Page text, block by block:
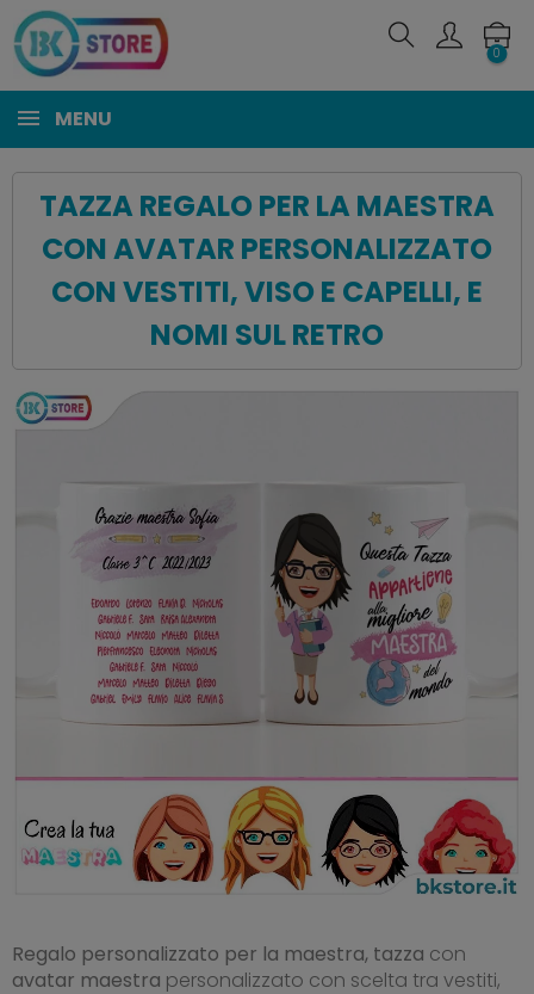
0
MENU
TAZZA REGALO PER LA MAESTRA
CON AVATAR PERSONALIZZATO
CON VESTITI, VISO E CAPELLI, E
NOMI SUL RETRO
Regalo personalizzato per la maestra, tazza con
avatar maestra personalizzato con scelta tra vestiti,